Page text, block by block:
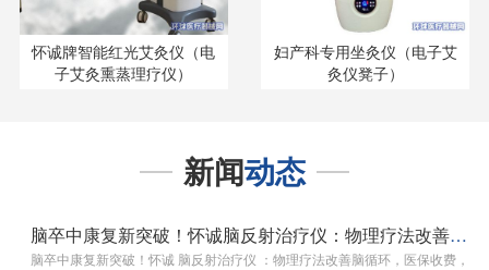
怀诚牌智能红光艾灸仪（电
子艾灸熏蒸理疗仪）
妇产科专用坐灸仪（电子艾
灸仪凳子）
新闻动态
脑卒中康复新突破！怀诚脑反射治疗仪：物理疗法改善脑循环
脑卒中康复新突破！怀诚 脑反射治疗仪 ：物理疗法改善脑循环，医保收费，